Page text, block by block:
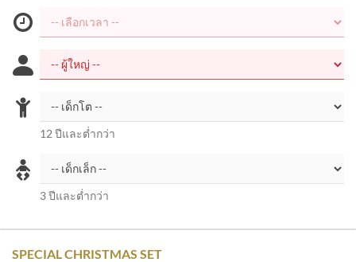
12 ปีและต่ำกว่า
3 ปีและต่ำกว่า
SPECIAL CHRISTMAS SET